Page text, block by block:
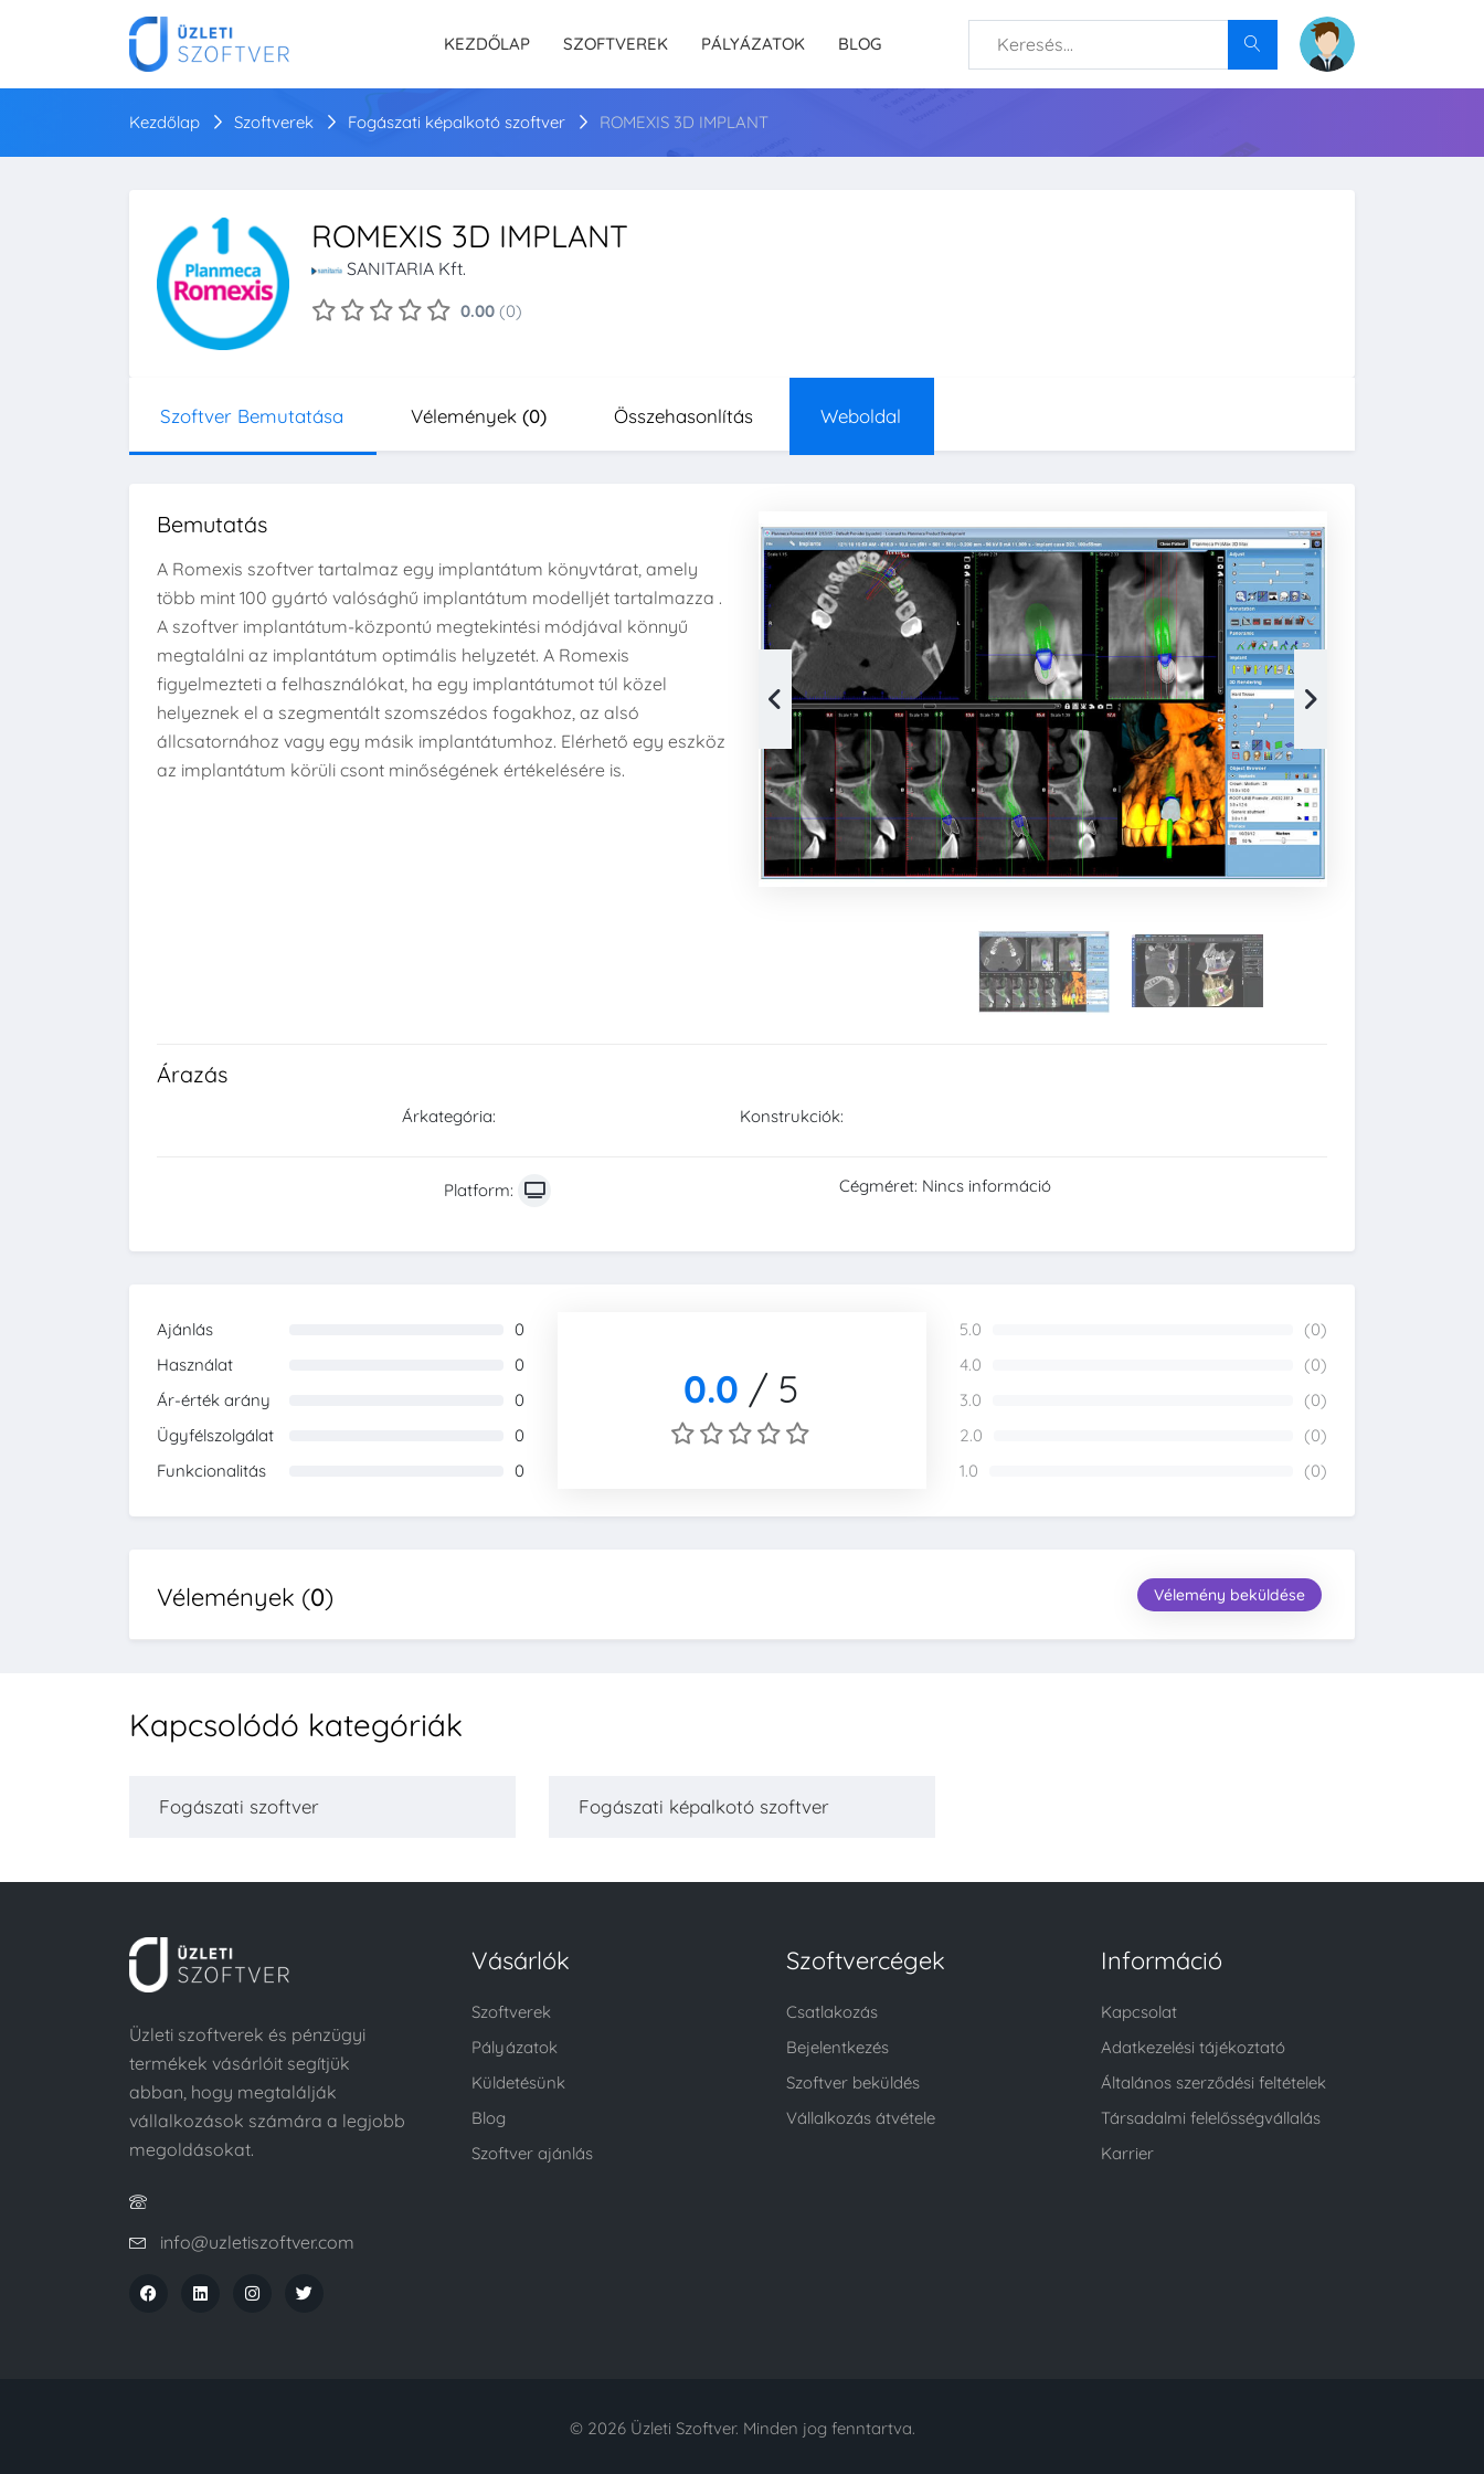
KEZDŐLAP SZOFTVEREK PÁLYÁZATOK BLOG
Kezdőlap Szoftverek Fogászati képalkotó szoftver ROMEXIS 3D IMPLANT
ROMEXIS 3D IMPLANT
SANITARIA Kft.
0.00 (0)
Szoftver Bemutatása Vélemények (0) Összehasonlítás Weboldal
Bemutatás
A Romexis szoftver tartalmaz egy implantátum könyvtárat, amely
több mint 100 gyártó valósághű implantátum modelljét tartalmazza .
A szoftver implantátum-központú megtekintési módjával könnyű
megtalálni az implantátum optimális helyzetét. A Romexis
figyelmezteti a felhasználókat, ha egy implantátumot túl közel
helyeznek el a szegmentált szomszédos fogakhoz, az alsó
állcsatornához vagy egy másik implantátumhoz. Elérhető egy eszköz
az implantátum körüli csont minőségének értékelésére is.
Árazás
Árkategória: Konstrukciók:
Platform: Cégméret: Nincs információ
Ajánlás
0
Használat
0
Ár-érték arány
0
Ügyfélszolgálat
0
Funkcionalitás
0
0.0 / 5
5.0
(0)
4.0
(0)
3.0
(0)
2.0
(0)
1.0
(0)
Vélemények (0) Vélemény beküldése
Kapcsolódó kategóriák
Fogászati szoftver Fogászati képalkotó szoftver
Üzleti szoftverek és pénzügyi
termékek vásárlóit segítjük
abban, hogy megtalálják
vállalkozások számára a legjobb
megoldásokat.
info@uzletiszoftver.com
Vásárlók
Szoftverek
Pályázatok
Küldetésünk
Blog
Szoftver ajánlás
Szoftvercégek
Csatlakozás
Bejelentkezés
Szoftver beküldés
Vállalkozás átvétele
Információ
Kapcsolat
Adatkezelési tájékoztató
Általános szerződési feltételek
Társadalmi felelősségvállalás
Karrier
© 2026 Üzleti Szoftver. Minden jog fenntartva.